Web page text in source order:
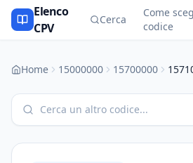
Elenco
CPV
Cerca
Come
codice
Home 15000000 15700000